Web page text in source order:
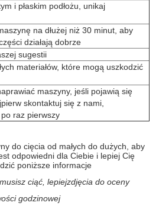
i płaskim podłożu, unikaj
na dłużej niż 30 minut, aby
działają dobrze
sugestii
materiałów, które mogą uszkodzić
maszyny, jeśli pojawią się
skontaktuj się z nami,
raz pierwszy
do cięcia od małych do dużych, aby
odpowiedni dla Ciebie i lepiej Cię
poniższe informacje
ciąć, lepiejzdjęcia do oceny
godzinowej